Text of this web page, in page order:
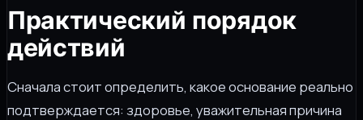
Практический порядок
действий
Сначала стоит определить, какое основание реально
подтверждается: здоровье, уважительная причина